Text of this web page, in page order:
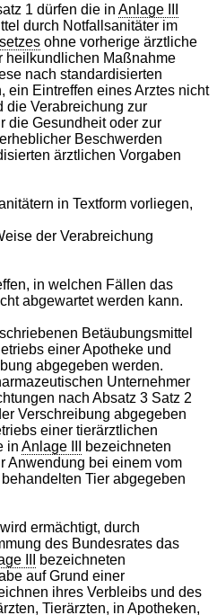
1 dürfen die inAnlage III
durch Notfallsanitäter im
ohne vorherige ärztliche
heilkundlichen Maßnahme
nach standardisierten
ein Eintreffen eines Arztes nicht
die Verabreichung zur
die Gesundheit oder zur
Beschwerden
ärztlichen Vorgaben
in Textform vorliegen,
der Verabreichung
in welchen Fällen das
abgewartet werden kann.
Betäubungsmittel
einer Apotheke und
abgegeben werden.
Unternehmer
nach Absatz 3 Satz 2
Verschreibung abgegeben
einer tierärztlichen
inAnlage III
bezeichneten
Anwendung bei einem vom
Tier abgegeben
ermächtigt, durch
des Bundesrates das
III
bezeichneten
auf Grund einer
ihres Verbleibs und des
Tierärzten, in Apotheken,